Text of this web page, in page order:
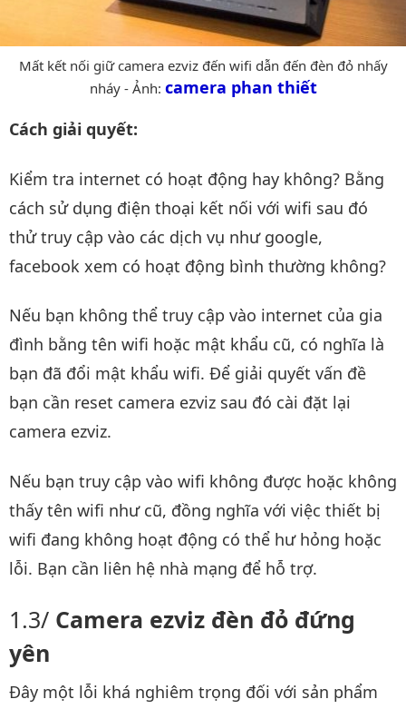
Mất kết nối giữ camera ezviz đến wifi dẫn đến đèn đỏ nhấy
nháy - Ảnh: camera phan thiết
Cách giải quyết:
Kiểm tra internet có hoạt động hay không? Bằng
cách sử dụng điện thoại kết nối với wifi sau đó
thử truy cập vào các dịch vụ như google,
facebook xem có hoạt động bình thường không?
Nếu bạn không thể truy cập vào internet của gia
đình bằng tên wifi hoặc mật khẩu cũ, có nghĩa là
bạn đã đổi mật khẩu wifi. Để giải quyết vấn đề
bạn cần reset camera ezviz sau đó cài đặt lại
camera ezviz.
Nếu bạn truy cập vào wifi không được hoặc không
thấy tên wifi như cũ, đồng nghĩa với việc thiết bị
wifi đang không hoạt động có thể hư hỏng hoặc
lỗi. Bạn cần liên hệ nhà mạng để hỗ trợ.
Camera ezviz đèn đỏ đứng
yên
Đây một lỗi khá nghiêm trọng đối với sản phẩm